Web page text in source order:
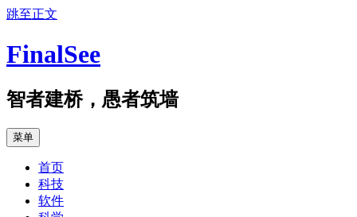
跳至正文
FinalSee
智者建桥，愚者筑墙
菜单
首页
科技
软件